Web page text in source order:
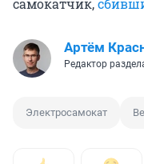
самокатчик,
Артём
Редактор
Электросамокат